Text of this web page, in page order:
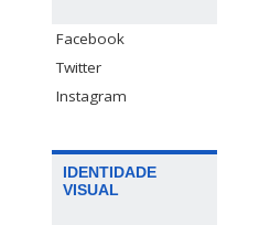
Facebook
Twitter
Instagram
IDENTIDADE
VISUAL